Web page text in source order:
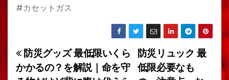
#カセットガス
投
防災リュック 最
低限必要なも
防災グッズ 最低限いくら
かかるの？を解説｜命を守